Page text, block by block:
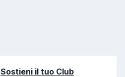
Sostieni il tuo Club